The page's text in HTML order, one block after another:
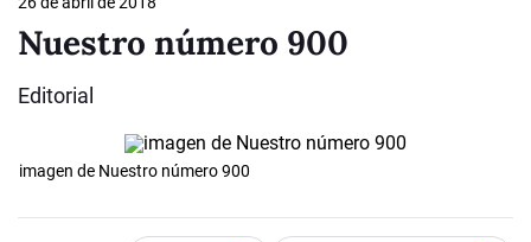
Nuestro número 900
Editorial
imagen de Nuestro número 900